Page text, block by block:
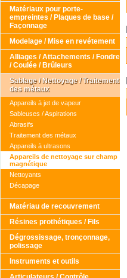
Matériaux pour porte-
empreintes / Plaques de base /
Façonnage
Modelage / Mise en revétement
Alliages / Attachements / Fondre
/ Coulée / Brûleurs
Sablage / Nettoyage / Traitement
des métaux
Appareils à jet de vapeur
Sableuses / Aspirations
Abrasifs
Traitement des métaux
Appareils à ultrasons
Appareils de nettoyage sur champ
magnétique
Nettoyants
Décapage
Matériau de recouvrement
Résines prothétiques / Fils
Dégrossissage, tronçonnage,
polissage
Instruments et outils